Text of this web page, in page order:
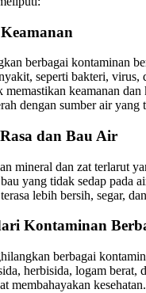
berbagai kontaminan
seperti bakteri, virus,
keamanan dan
dengan sumber air yang
dan Bau Air
mineral dan zat terlarut
yang tidak sedap pada
lebih bersih, segar,
Kontaminan
berbagai
herbisida, logam berat,
membahayakan kesehatan.